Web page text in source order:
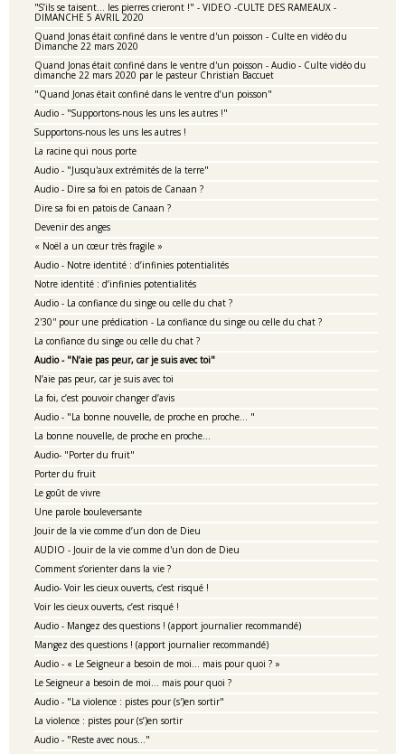
"S’ils se taisent… les pierres crieront !" - VIDEO -CULTE DES RAMEAUX -
DIMANCHE 5 AVRIL 2020
Quand Jonas était confiné dans le ventre d'un poisson - Culte en vidéo du
Dimanche 22 mars 2020
Quand Jonas était confiné dans le ventre d'un poisson - Audio - Culte vidéo du
dimanche 22 mars 2020 par le pasteur Christian Baccuet
"Quand Jonas était confiné dans le ventre d’un poisson"
Audio - "Supportons-nous les uns les autres !"
Supportons-nous les uns les autres !
La racine qui nous porte
Audio - "Jusqu'aux extrémités de la terre"
Audio - Dire sa foi en patois de Canaan ?
Dire sa foi en patois de Canaan ?
Devenir des anges
« Noël a un cœur très fragile »
Audio - Notre identité : d’infinies potentialités
Notre identité : d’infinies potentialités
Audio - La confiance du singe ou celle du chat ?
2'30'' pour une prédication - La confiance du singe ou celle du chat ?
La confiance du singe ou celle du chat ?
Audio - "N’aie pas peur, car je suis avec toi"
N’aie pas peur, car je suis avec toi
La foi, c’est pouvoir changer d’avis
Audio - "La bonne nouvelle, de proche en proche… "
La bonne nouvelle, de proche en proche…
Audio- "Porter du fruit"
Porter du fruit
Le goût de vivre
Une parole bouleversante
Jouir de la vie comme d’un don de Dieu
AUDIO - Jouir de la vie comme d'un don de Dieu
Comment s’orienter dans la vie ?
Audio- Voir les cieux ouverts, c’est risqué !
Voir les cieux ouverts, c’est risqué !
Audio - Mangez des questions ! (apport journalier recommandé)
Mangez des questions ! (apport journalier recommandé)
Audio - « Le Seigneur a besoin de moi… mais pour quoi ? »
Le Seigneur a besoin de moi… mais pour quoi ?
Audio - "La violence : pistes pour (s')en sortir"
La violence : pistes pour (s’)en sortir
Audio - "Reste avec nous…"